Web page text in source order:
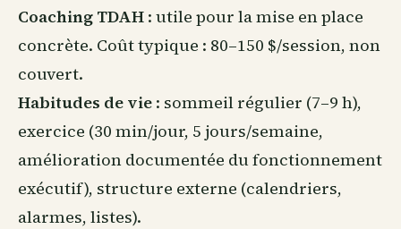
Coaching TDAH : utile pour la mise en place
concrète. Coût typique : 80–150 $/session, non
couvert.
Habitudes de vie : sommeil régulier (7–9 h),
exercice (30 min/jour, 5 jours/semaine,
amélioration documentée du fonctionnement
exécutif), structure externe (calendriers,
alarmes, listes).